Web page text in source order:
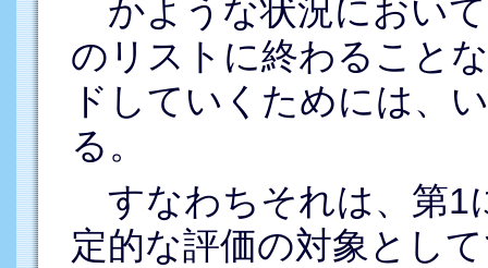
かような状況におい
のリストに終わること
ドしていくためには、
る。
すなわちそれは、第1
定的な評価の対象とし